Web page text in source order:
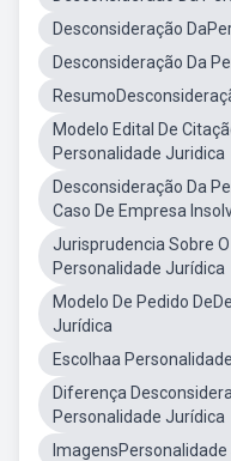
Desconsideração
Desconsideração Da
Modelo Edital De
Personalidade Juridica
Desconsideração Da
Caso De Empresa
Jurisprudencia Sobre
Personalidade Jurídica
Modelo De Pedido
Jurídica
Escolhaa
Diferença
Personalidade Jurídica